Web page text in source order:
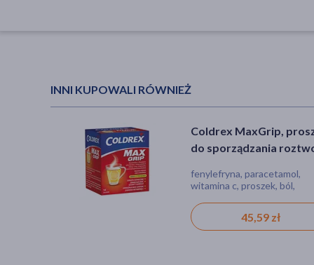
INNI KUPOWALI RÓWNIEŻ
Coldrex MaxGrip,
do sporządzania
fenylefryna, paracetamol,
witamina c, proszek, ból,
zatoki
45,59 zł